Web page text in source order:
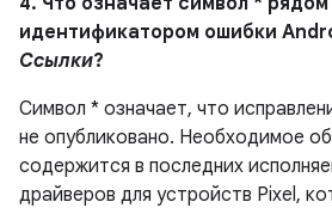
идентификатором ошибки
Ссылки?
Символ * означает, что
не опубликовано. Необходимое
содержится в последних
драйверов для устройств Pixel,